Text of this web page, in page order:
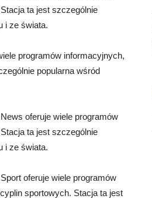
ta jest szczególnie
i ze świata.
programów informacyjnych,
popularna wśród
oferuje wiele programów
ta jest szczególnie
i ze świata.
oferuje wiele programów
sportowych. Stacja ta jest